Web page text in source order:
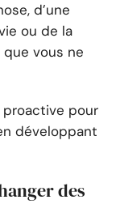
d’une
ou de la
vous ne
proactive pour
développant
des